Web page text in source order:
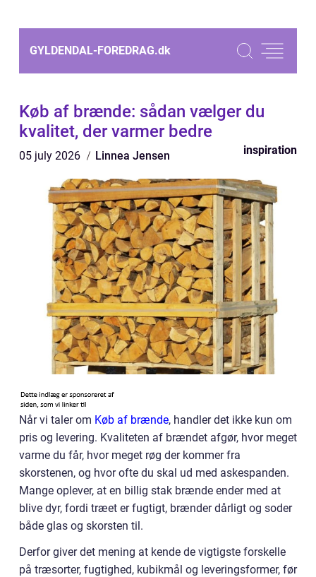
GYLDENDAL-FOREDRAG.dk
Køb af brænde: sådan vælger du
kvalitet, der varmer bedre
05 july 2026 Linnea Jensen inspiration
Når vi taler om Køb af brænde, handler det ikke kun om
pris og levering. Kvaliteten af brændet afgør, hvor meget
varme du får, hvor meget røg der kommer fra
skorstenen, og hvor ofte du skal ud med askespanden.
Mange oplever, at en billig stak brænde ender med at
blive dyr, fordi træet er fugtigt, brænder dårligt og soder
både glas og skorsten til.
Derfor giver det mening at kende de vigtigste forskelle
på træsorter, fugtighed, kubikmål og leveringsformer, før